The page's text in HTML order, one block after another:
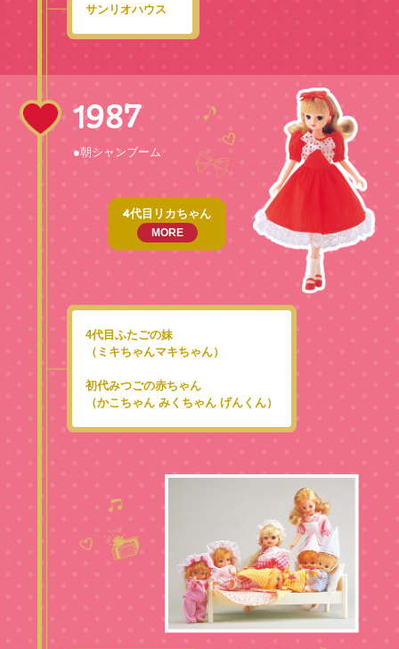
サンリオハウス
1987
●朝シャンブーム
4代目リカちゃん
MORE
4代目ふたごの妹
（ミキちゃんマキちゃん）
初代みつごの赤ちゃん
（かこちゃん みくちゃん げんくん）